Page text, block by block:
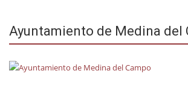
Ayuntamiento de Medina del